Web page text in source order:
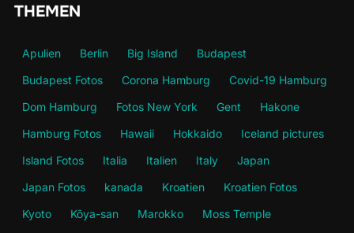
THEMEN
Apulien Berlin Big Island
Budapest
Budapest Fotos
Corona Hamburg
Covid-19 Hamburg
Dom Hamburg
Fotos New York Gent
Hakone
Hamburg Fotos
Hawaii Hokkaido
Iceland pictures
Island Fotos
Italia Italien Italy
Japan
Japan Fotos
kanada Kroatien
Kroatien Fotos
Kyoto
Kōya-san Marokko Moss Temple